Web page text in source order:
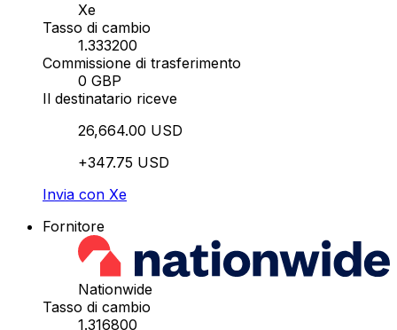
Xe
Tasso di cambio
1.333200
Commissione di trasferimento
0 GBP
Il destinatario riceve
26,664.00 USD
+347.75 USD
Invia con Xe
Fornitore
Nationwide
Tasso di cambio
1.316800